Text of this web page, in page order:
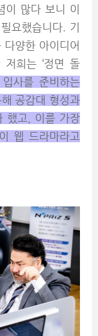
이 많다 보니 이
요했습니다. 기
양한 아이디어
희는 ‘정면 돌
입사를 준비하는
공감대 형성과
했고, 이를 가장
웹 드라마라고